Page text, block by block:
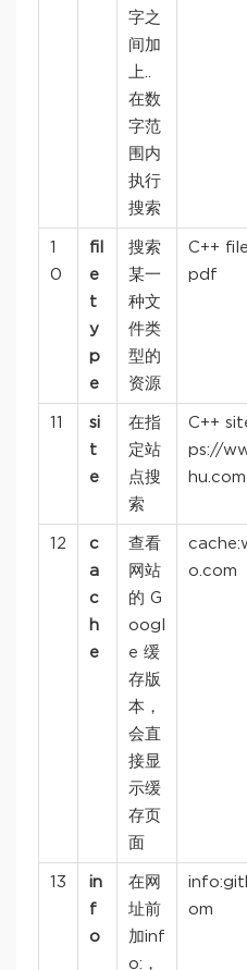
字之
间加
上..
在数
字范
围内
执行
搜索
1
0
fil
e
t
y
p
e
搜索
某一
种文
件类
型的
资源
C++
pdf
11
si
t
e
在指
定站
点搜
索
C++
ps://
hu.com
12
c
a
c
h
e
查看
网站
的 G
oogl
e 缓
存版
本，
会直
接显
示缓
存页
面
o.com
13
in
f
o
在网
址前
加inf
o:，
om